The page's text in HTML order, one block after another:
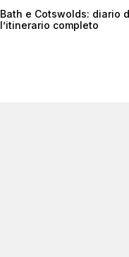
Bath e Cotswolds: diario
l’itinerario completo